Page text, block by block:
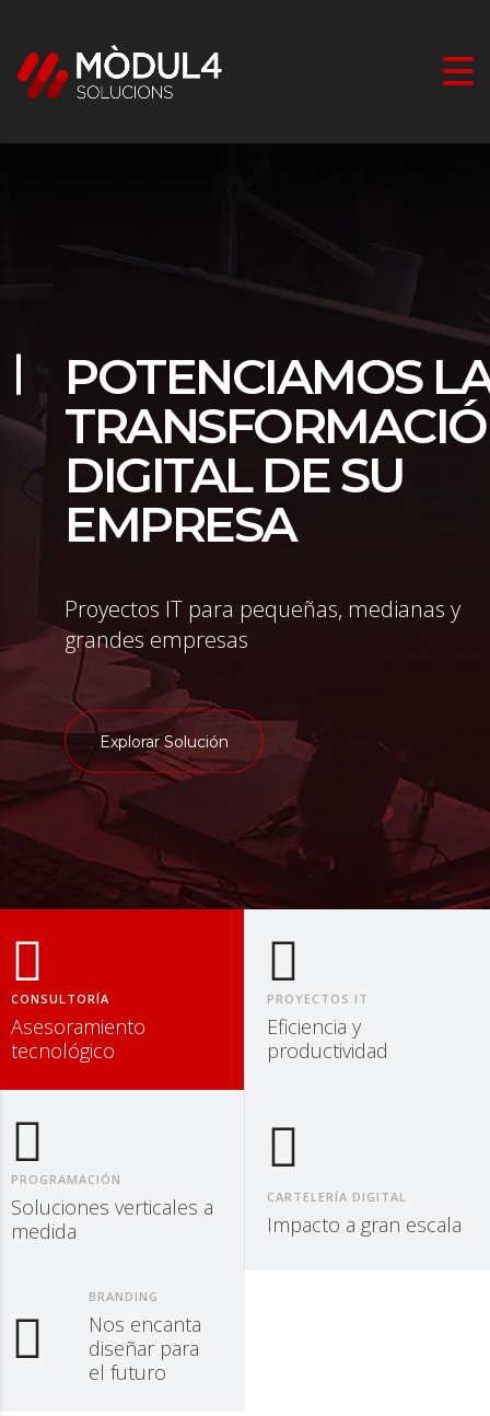
POTENCIAMOS
DIGITAL DE SU
EMPRESA
Proyectos IT para pequeñas, medianas y
grandes empresas
Explorar Solución
CONSULTORÍA
Asesoramiento
tecnológico
PROYECTOS IT
Eficiencia y
productividad
PROGRAMACIÓN
Soluciones verticales a
medida
CARTELERÍA DIGITAL
Impacto a gran escala
BRANDING
Nos encanta
diseñar para
el futuro